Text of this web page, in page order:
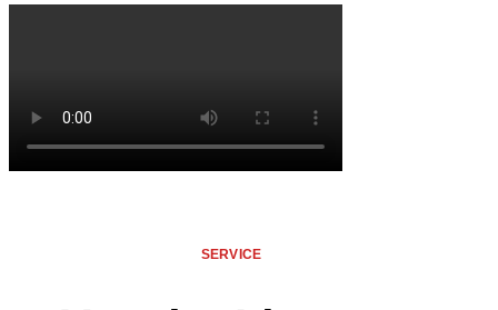
SERVICE